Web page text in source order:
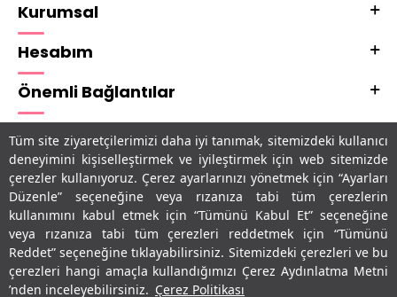
Tüm site ziyaretçilerimizi daha iyi tanımak, sitemizdeki kullanıcı
deneyimini kişiselleştirmek ve iyileştirmek için web sitemizde
çerezler kullanıyoruz. Çerez ayarlarınızı yönetmek için “Ayarları
Düzenle” seçeneğine veya rızanıza tabi tüm çerezlerin
kullanımını kabul etmek için “Tümünü Kabul Et” seçeneğine
veya rızanıza tabi tüm çerezleri reddetmek için “Tümünü
Reddet” seçeneğine tıklayabilirsiniz. Sitemizdeki çerezleri ve bu
çerezleri hangi amaçla kullandığımızı Çerez Aydınlatma Metni
’nden inceleyebilirsiniz. Çerez Politikası
Kurumsal
Hesabım
Önemli Bağlantılar
Adres & İletişim
Uygulamalarımız